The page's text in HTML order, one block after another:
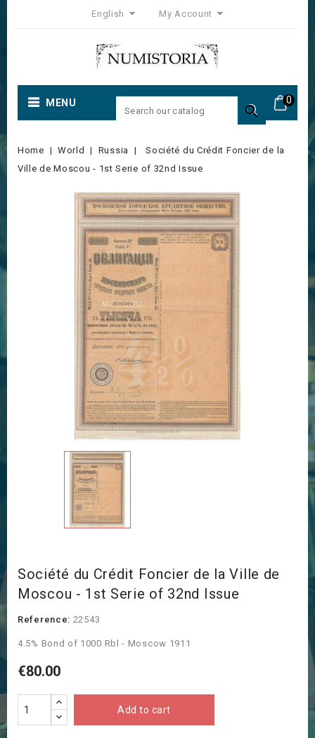
English My Account
0
MENU 
Home World Russia
Société du Crédit Foncier de la
Ville de Moscou - 1st Serie of 32nd Issue
Société du Crédit Foncier de la Ville de
Moscou - 1st Serie of 32nd Issue
Reference: 22543
4.5% Bond of 1000 Rbl - Moscow 1911
€80.00
Add to cart